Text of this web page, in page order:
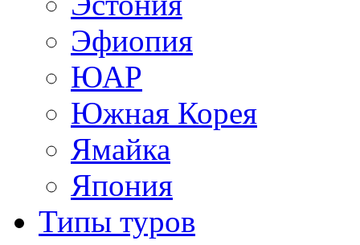
Эфиопия
ЮАР
Южная Корея
Ямайка
Япония
Типы туров